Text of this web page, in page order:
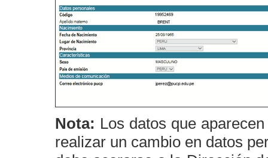
Nota: Los datos que
realizar un cambio en datos